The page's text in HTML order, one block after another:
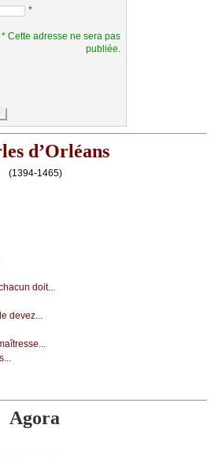
*
* Cette adresse ne sera pas
publiée.
d’Orléans
(1394-1465)
dоit...
dеvеz...
Agora